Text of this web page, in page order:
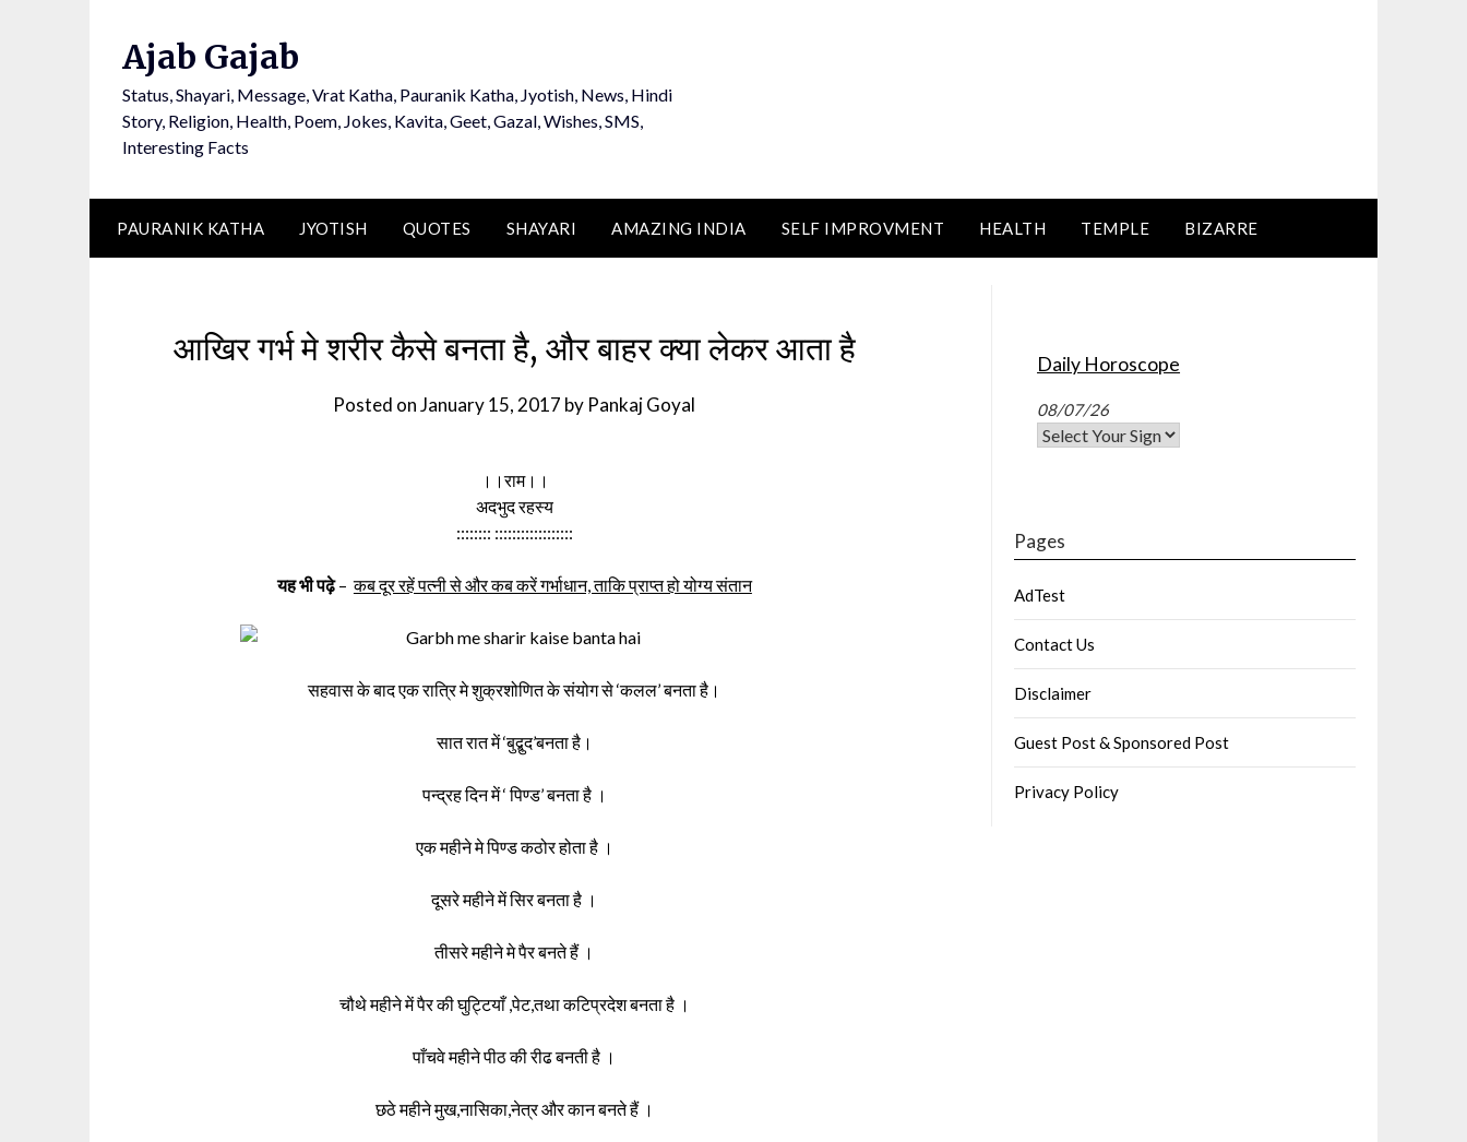
Ajab Gajab
Status, Shayari, Message, Vrat Katha, Pauranik Katha, Jyotish, News, Hindi
Story, Religion, Health, Poem, Jokes, Kavita, Geet, Gazal, Wishes, SMS,
Interesting Facts
PAURANIK KATHA JYOTISH QUOTES SHAYARI AMAZING INDIA SELF IMPROVMENT HEALTH TEMPLE BIZARRE
आखिर गर्भ मे शरीर कैसे बनता है, और बाहर क्या लेकर आता है
Posted onJanuary 15, 2017 by Pankaj Goyal
।।राम।।
अदभुद रहस्य
:::::::: ::::::::::::::::::
यह भी पढ़े–कब दूर रहें पत्नी से और कब करें गर्भाधान, ताकि प्राप्त हो योग्य संतान
सहवास के बाद एक रात्रि मे शुक्रशोणित के संयोग से ‘कलल’ बनता है।
सात रात में ‘बुद्बुद’बनता है।
पन्द्रह दिन में ‘ पिण्ड’ बनता है ।
एक महीने मे पिण्ड कठोर होता है ।
दूसरे महीने में सिर बनता है ।
तीसरे महीने मे पैर बनते हैं ।
चौथे महीने में पैर की घुट्टियाँ ,पेट,तथा कटिप्रदेश बनता है ।
पाँचवे महीने पीठ की रीढ बनती है ।
छठे महीने मुख,नासिका,नेत्र और कान बनते हैं ।
Daily Horoscope
08/07/26
Pages
AdTest
Contact Us
Disclaimer
Guest Post & Sponsored Post
Privacy Policy